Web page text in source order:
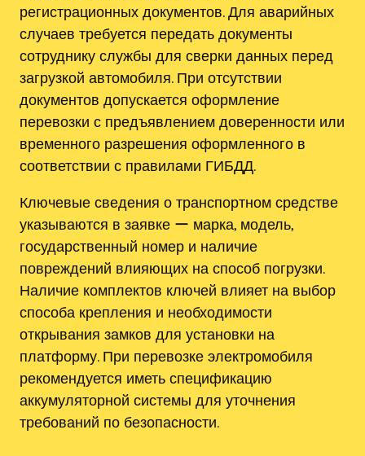
регистрационных документов. Для аварийных
случаев требуется передать документы
сотруднику службы для сверки данных перед
загрузкой автомобиля. При отсутствии
документов допускается оформление
перевозки с предъявлением доверенности или
временного разрешения оформленного в
соответствии с правилами ГИБДД.
Ключевые сведения о транспортном средстве
указываются в заявке ー марка, модель,
государственный номер и наличие
повреждений влияющих на способ погрузки.
Наличие комплектов ключей влияет на выбор
способа крепления и необходимости
открывания замков для установки на
платформу. При перевозке электромобиля
рекомендуется иметь спецификацию
аккумуляторной системы для уточнения
требований по безопасности.